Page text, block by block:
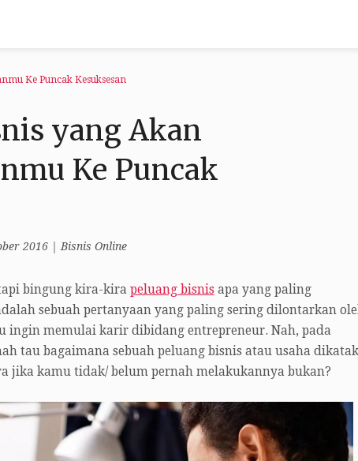
Ke Puncak Kesuksesan
yang Akan
Ke Puncak
2016| Bisnis Online
bingung kira-kira peluang bisnisapa yang paling
sebuah pertanyaan yang paling sering dilontarkan
ingin memulai karir dibidang entrepreneur. Nah, pada
tau bagaimana sebuah peluang bisnis atau usaha
jika kamu tidak/ belum pernah melakukannya bukan?